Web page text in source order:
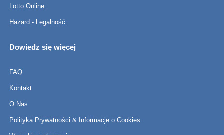
Lotto Online
Hazard - Legalność
Dowiedz się więcej
FAQ
Kontakt
O Nas
Polityka Prywatności & Informacje o Cookies